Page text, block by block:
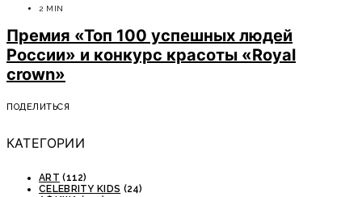
2 MIN
Премия «Топ 100 успешных людей
России» и конкурс красоты «Royal
crown»
ПОДЕЛИТЬСЯ
КАТЕГОРИИ
ART (112)
CELEBRITY KIDS (24)